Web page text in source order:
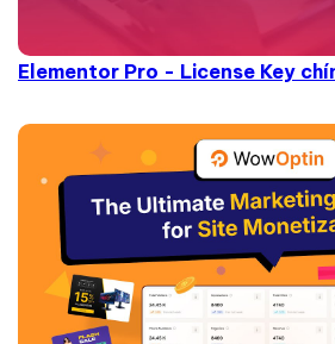
Elementor Pro - License Key